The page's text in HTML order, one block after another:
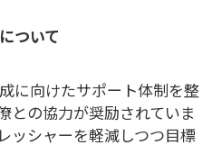
ついて
に向けたサポート体制を整
との協力が奨励されていま
ッシャーを軽減しつつ目標